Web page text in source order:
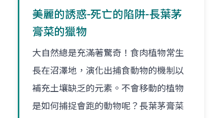
美麗的誘惑-死亡的陷阱-長葉茅
膏菜的獵物
大自然總是充滿著驚奇！食肉植物常生
長在沼澤地，演化出捕食動物的機制以
補充土壤缺乏的元素。不會移動的植物
是如何捕捉會跑的動物呢？長葉茅膏菜